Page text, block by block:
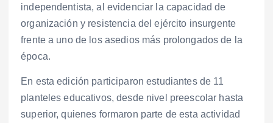
independentista, al evidenciar la capacidad de
organización y resistencia del ejército insurgente
frente a uno de los asedios más prolongados de la
época.
En esta edición participaron estudiantes de 11
planteles educativos, desde nivel preescolar hasta
superior, quienes formaron parte de esta actividad